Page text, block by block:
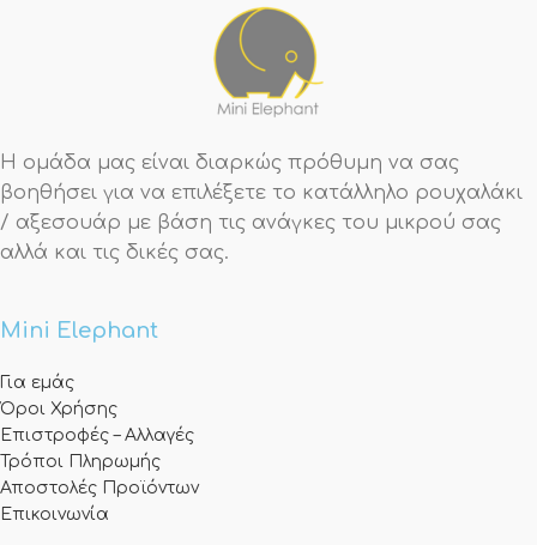
Η ομάδα μας είναι διαρκώς πρόθυμη να σας
βοηθήσει για να επιλέξετε το κατάλληλο ρουχαλάκι
/ αξεσουάρ με βάση τις ανάγκες του μικρού σας
αλλά και τις δικές σας.
Mini Elephant
Για εμάς
Όροι Χρήσης
Επιστροφές – Αλλαγές
Τρόποι Πληρωμής
Αποστολές Προϊόντων
Επικοινωνία